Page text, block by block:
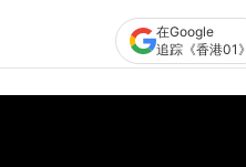
在Google
追踪《香港01》